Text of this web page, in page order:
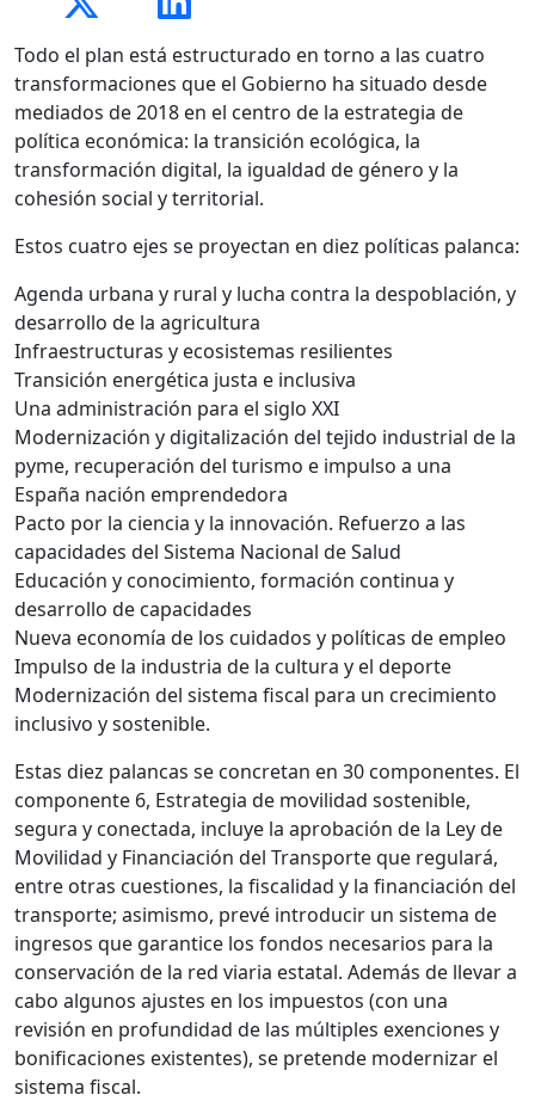
Todo el plan está estructurado en torno a las cuatro
transformaciones que el Gobierno ha situado desde
mediados de 2018 en el centro de la estrategia de
política económica: la transición ecológica, la
transformación digital, la igualdad de género y la
cohesión social y territorial.
Estos cuatro ejes se proyectan en diez políticas palanca:
Agenda urbana y rural y lucha contra la despoblación, y
desarrollo de la agricultura
Infraestructuras y ecosistemas resilientes
Transición energética justa e inclusiva
Una administración para el siglo XXI
Modernización y digitalización del tejido industrial de la
pyme, recuperación del turismo e impulso a una
España nación emprendedora
Pacto por la ciencia y la innovación. Refuerzo a las
capacidades del Sistema Nacional de Salud
Educación y conocimiento, formación continua y
desarrollo de capacidades
Nueva economía de los cuidados y políticas de empleo
Impulso de la industria de la cultura y el deporte
Modernización del sistema fiscal para un crecimiento
inclusivo y sostenible.
Estas diez palancas se concretan en 30 componentes. El
componente 6, Estrategia de movilidad sostenible,
segura y conectada, incluye la aprobación de la Ley de
Movilidad y Financiación del Transporte que regulará,
entre otras cuestiones, la fiscalidad y la financiación del
transporte; asimismo, prevé introducir un sistema de
ingresos que garantice los fondos necesarios para la
conservación de la red viaria estatal. Además de llevar a
cabo algunos ajustes en los impuestos (con una
revisión en profundidad de las múltiples exenciones y
bonificaciones existentes), se pretende modernizar el
sistema fiscal.